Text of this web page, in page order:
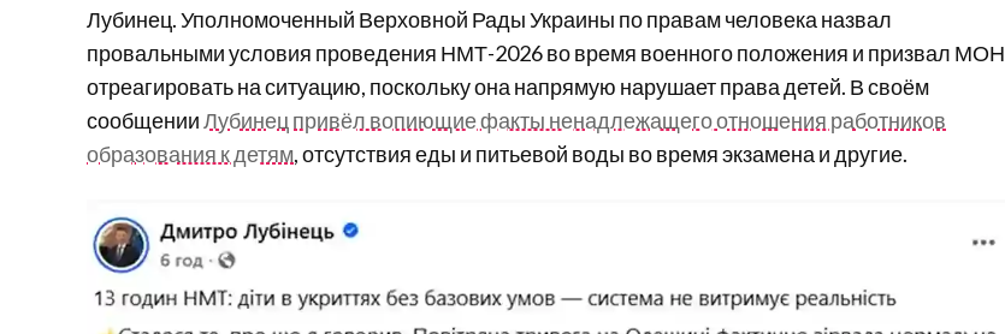
Лубинец. Уполномоченный Верховной Рады Украины по правам человека назвал
провальными условия проведения НМТ-2026 во время военного положения и призвал МОН
отреагировать на ситуацию, поскольку она напрямую нарушает права детей. В своём
сообщенииЛубинец привёл вопиющие факты ненадлежащего отношения работников
образования к детям, отсутствия еды и питьевой воды во время экзамена и другие.